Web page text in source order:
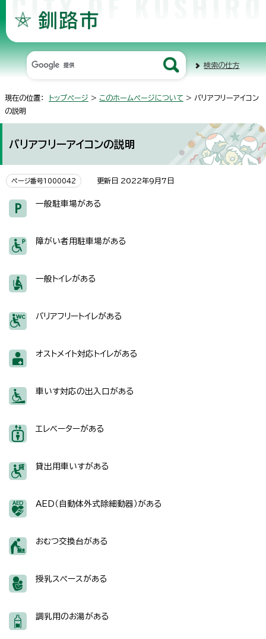
検索の仕方
現在の位置： トップページ > このホームページについて > バリアフリーアイコン
の説明
バリアフリーアイコンの説明
ページ番号1000042 更新日 2022年9月7日
一般駐車場がある
障がい者用駐車場がある
一般トイレがある
バリアフリートイレがある
オストメイト対応トイレがある
車いす対応の出入口がある
エレベーターがある
貸出用車いすがある
AED（自動体外式除細動器）がある
おむつ交換台がある
授乳スペースがある
調乳用のお湯がある